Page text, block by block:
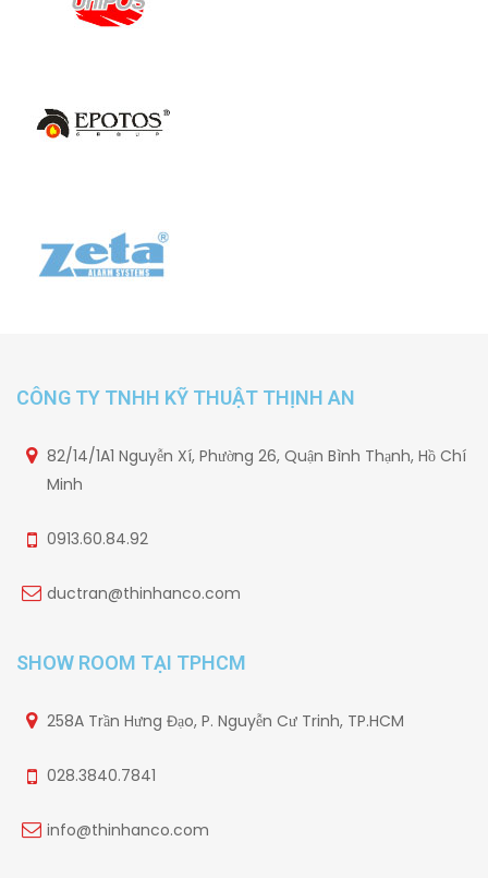
CÔNG TY TNHH KỸ THUẬT THỊNH AN
82/14/1A1 Nguyễn Xí, Phường 26, Quận Bình Thạnh, Hồ Chí
Minh
0913.60.84.92
ductran@thinhanco.com
SHOW ROOM TẠI TPHCM
258A Trần Hưng Đạo, P. Nguyễn Cư Trinh, TP.HCM
028.3840.7841
info@thinhanco.com